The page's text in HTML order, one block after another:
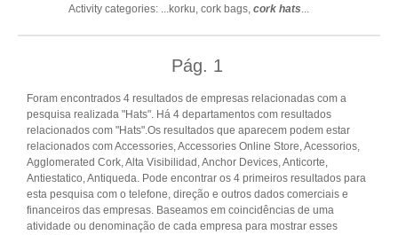
Activity categories: ...korku, cork bags, cork hats...
Pág. 1
Foram encontrados 4 resultados de empresas relacionadas com a
pesquisa realizada "Hats". Há 4 departamentos com resultados
relacionados com "Hats".Os resultados que aparecem podem estar
relacionados com Accessories, Accessories Online Store, Acessorios,
Agglomerated Cork, Alta Visibilidad, Anchor Devices, Anticorte,
Antiestatico, Antiqueda. Pode encontrar os 4 primeiros resultados para
esta pesquisa com o telefone, direção e outros dados comerciais e
financeiros das empresas. Baseamos em coincidências de uma
atividade ou denominação de cada empresa para mostrar esses